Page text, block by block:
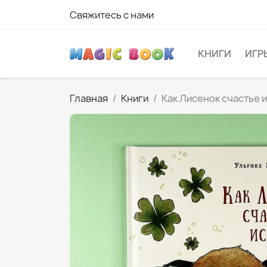
Свяжитесь с нами
КНИГИ
Главная Книги Как Лисенок счастье